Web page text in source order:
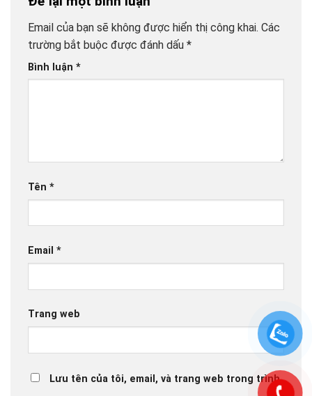
Email của bạn sẽ không được hiển thị công khai. Các
trường bắt buộc được đánh dấu *
Bình luận *
Tên *
Email *
Trang web
Lưu tên của tôi, email, và trang web trong trình